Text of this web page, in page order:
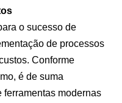
o sucesso de
de processos
Conforme
é de suma
ferramentas modernas